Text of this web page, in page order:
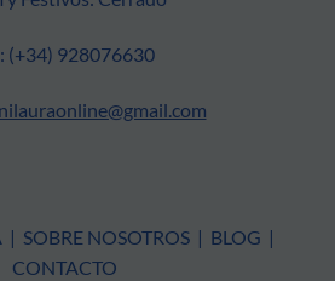
(+34) 928076630
| SOBRE NOSOTROS | BLOG |
CONTACTO